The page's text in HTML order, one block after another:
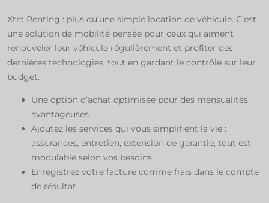
Xtra Renting : plus qu’une simple location de véhicule. C’est
une solution de mobilité pensée pour ceux qui aiment
renouveler leur véhicule régulièrement et profiter des
dernières technologies, tout en gardant le contrôle sur leur
budget. ​
Une option d’achat optimisée pour des mensualités
avantageuses​
Ajoutez les services qui vous simplifient la vie :
assurances, entretien, extension de garantie, tout est
modulable selon vos besoins​
Enregistrez votre facture comme frais dans le compte
de résultat​